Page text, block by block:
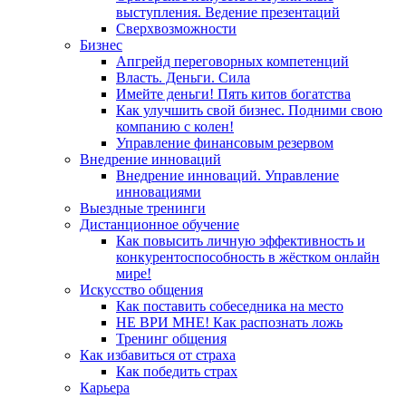
выступления. Ведение презентаций
Сверхвозможности
Бизнес
Апгрейд переговорных компетенций
Власть. Деньги. Сила
Имейте деньги! Пять китов богатства
Как улучшить свой бизнес. Подними свою
компанию с колен!
Управление финансовым резервом
Внедрение инноваций
Внедрение инноваций. Управление
инновациями
Выездные тренинги
Дистанционное обучение
Как повысить личную эффективность и
конкурентоспособность в жёстком онлайн
мире!
Искусство общения
Как поставить собеседника на место
НЕ ВРИ МНЕ! Как распознать ложь
Тренинг общения
Как избавиться от страха
Как победить страх
Карьера